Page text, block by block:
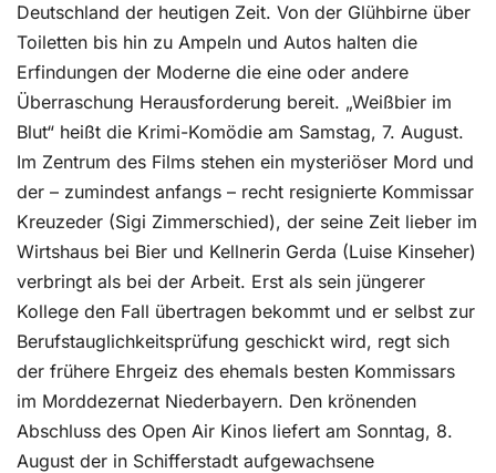
Deutschland der heutigen Zeit. Von der Glühbirne über
Toiletten bis hin zu Ampeln und Autos halten die
Erfindungen der Moderne die eine oder andere
Überraschung Herausforderung bereit. „Weißbier im
Blut“ heißt die Krimi-Komödie am Samstag, 7. August.
Im Zentrum des Films stehen ein mysteriöser Mord und
der – zumindest anfangs – recht resignierte Kommissar
Kreuzeder (Sigi Zimmerschied), der seine Zeit lieber im
Wirtshaus bei Bier und Kellnerin Gerda (Luise Kinseher)
verbringt als bei der Arbeit. Erst als sein jüngerer
Kollege den Fall übertragen bekommt und er selbst zur
Berufstauglichkeitsprüfung geschickt wird, regt sich
der frühere Ehrgeiz des ehemals besten Kommissars
im Morddezernat Niederbayern. Den krönenden
Abschluss des Open Air Kinos liefert am Sonntag, 8.
August der in Schifferstadt aufgewachsene